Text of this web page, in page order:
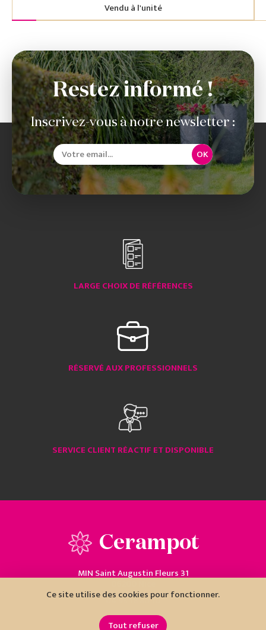
Vendu à l'unité
Restez informé !
Inscrivez-vous à notre newsletter :
OK
LARGE CHOIX DE RÉFÉRENCES
RÉSERVÉ AUX PROFESSIONNELS
SERVICE CLIENT RÉACTIF ET DISPONIBLE
Cerampot
MIN Saint Augustin Fleurs 31
04 93 18 80 10
Ce site utilise des cookies pour fonctionner.
Tout refuser